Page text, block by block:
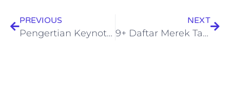
PREVIOUS
Pengertian Keynote Speaker, Berikut Fungsi & Tugasnya!
NEXT
9+ Daftar Merek Tas Ransel Terbaik di Indonesia! Ini Yang Terfavorit